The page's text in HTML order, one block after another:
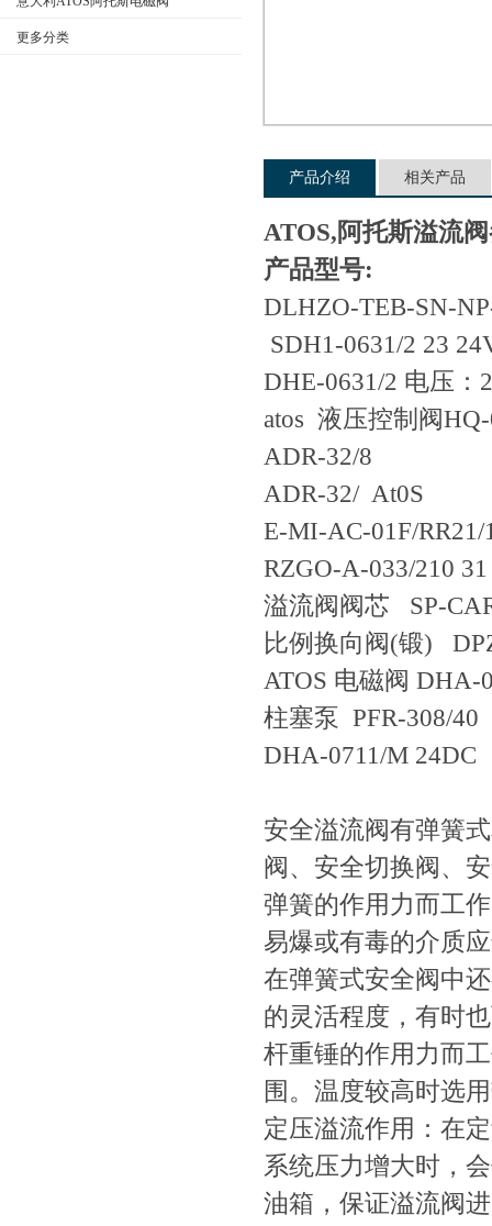
更多分类
产品介绍 相关产品
ATOS,阿托斯溢流
产品型号:
DLHZO-TEB-SN-
SDH1-0631/2 23
DHE-0631/2 电压
atos 液压控制阀
ADR-32/8
ADR-32/ At0S
E-MI-AC-01F/
RZGO-A-033/210 31
溢流阀阀芯 SP-
比例换向阀(锻)
ATOS 电磁阀 DHA-
柱塞泵 PFR-308/
DHA-0711/M 24DC
安全溢流阀有弹簧式
阀、安全切换阀
弹簧的作用力而工作
易爆或有毒的介质应
在弹簧式安全阀中还
的灵活程度，有时
杆重锤的作用力而工
围。温度较高时选
定压溢流作用：在
系统压力增大时
油箱，保证溢流阀